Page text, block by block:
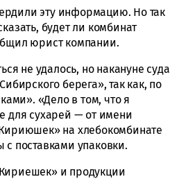
эту информацию. Но так
будет ли комбинат
юрист компании.
не удалось, но накануне суда
берега», так как, по
«Дело в том, что я
для сухарей — от имени
на хлебокомбинате
поставками упаковки.
и продукции